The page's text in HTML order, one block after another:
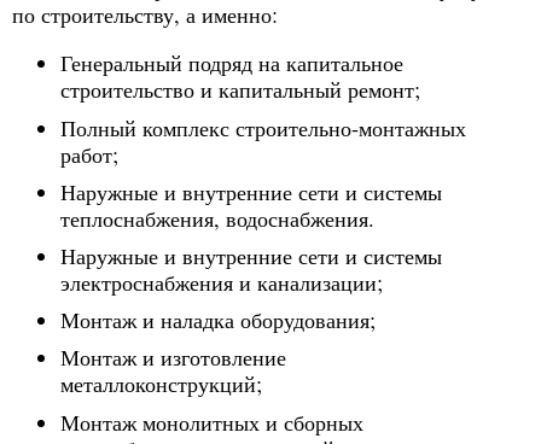
по строительству, а именно:
Генеральный подряд на капитальное
строительство и капитальный ремонт;
Полный комплекс строительно-монтажных
работ;
Наружные и внутренние сети и системы
теплоснабжения, водоснабжения.
Наружные и внутренние сети и системы
электроснабжения и канализации;
Монтаж и наладка оборудования;
Монтаж и изготовление
металлоконструкций;
Монтаж монолитных и сборных